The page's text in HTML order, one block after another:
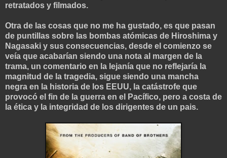
retratados y filmados.
Otra de las cosas que no me ha gustado, es que pasan
de puntillas sobre las bombas atómicas de Hiroshima y
Nagasaki y sus consecuencias, desde el comienzo se
veía que acabarían siendo una nota al margen de la
trama, un comentario en la lejanía que no reflejaría la
magnitud de la tragedia, sigue siendo una mancha
negra en la historia de los EEUU, la catástrofe que
provocó el fin de la guerra en el Pacífico, pero a costa de
la ética y la integridad de los dirigentes de un pais.